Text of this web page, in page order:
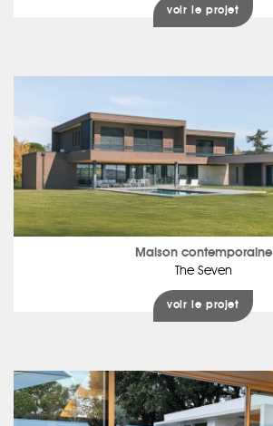
voir le projet
Maison contemporaine
The Seven
voir le projet